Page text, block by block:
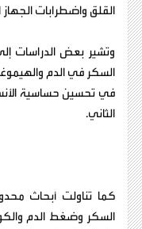
القلق واضطرابات
وتشير بعض الدراسات
السكر في الدم
في تحسين حساسية
الثاني.
كما تناولت أبحاث
السكر وضغط الدم